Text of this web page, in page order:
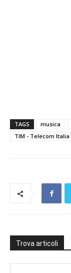
TAGS musica
TIM - Telecom Italia
Trova articoli